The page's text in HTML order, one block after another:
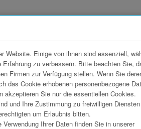
Lafer
Download
Website. Einige von ihnen sind essenziell,
zu verbessern. Bitte beachten Sie,
Firmen zur Verfügung stellen. Wenn Sie
das Cookie erhobenen personenbezogene
akzeptieren Sie nur die essentiellen Cookies.
und Ihre Zustimmung zu freiwilligen
um Erlaubnis bitten.
Ihrer Daten finden Sie in unserer